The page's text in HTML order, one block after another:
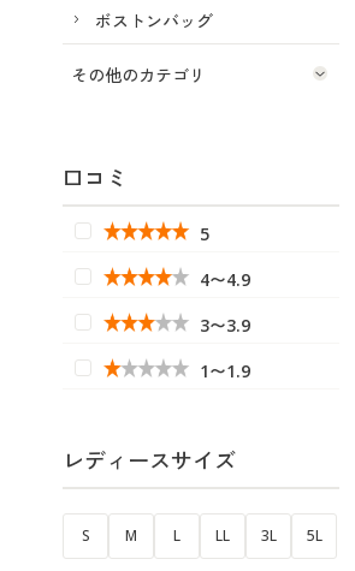
ボストンバッグ
その他のカテゴリ
口コミ
5
4〜4.9
3〜3.9
1〜1.9
レディースサイズ
S M L LL 3L 5L